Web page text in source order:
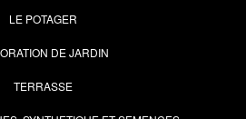
LE POTAGER
DE JARDIN
TERRASSE